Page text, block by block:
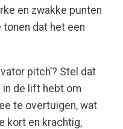
en zwakke punten
tonen dat het een
pitch’? Stel dat
de lift hebt om
te overtuigen, wat
kort en krachtig,